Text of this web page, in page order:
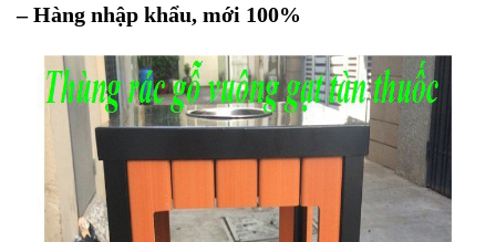
– Hàng nhập khẩu, mới 100%